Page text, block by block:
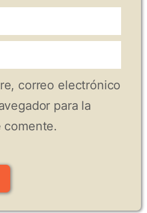
correo electrónico
para la
comente.